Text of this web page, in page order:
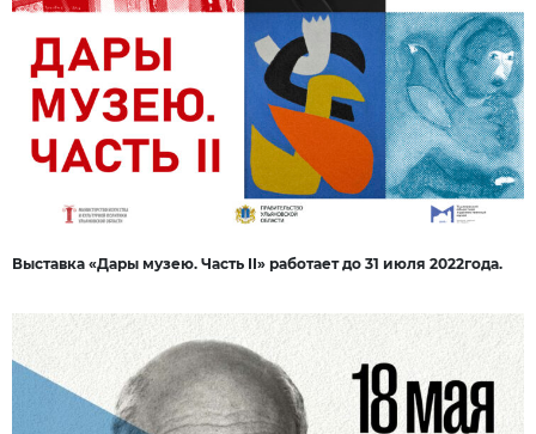
Выставка «Дары музею. Часть II» работает до 31 июля 2022года.